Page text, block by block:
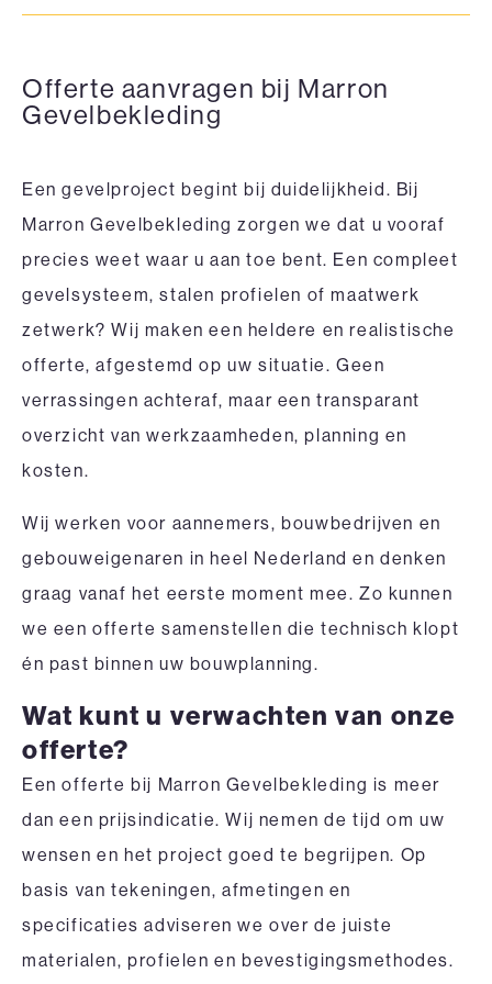
Offerte aanvragen bij Marron
Gevelbekleding
Een gevelproject begint bij duidelijkheid. Bij
Marron Gevelbekleding zorgen we dat u vooraf
precies weet waar u aan toe bent. Een compleet
gevelsysteem, stalen profielen of maatwerk
zetwerk? Wij maken een heldere en realistische
offerte, afgestemd op uw situatie. Geen
verrassingen achteraf, maar een transparant
overzicht van werkzaamheden, planning en
kosten.
Wij werken voor aannemers, bouwbedrijven en
gebouweigenaren in heel Nederland en denken
graag vanaf het eerste moment mee. Zo kunnen
we een offerte samenstellen die technisch klopt
én past binnen uw bouwplanning.
Wat kunt u verwachten van onze
offerte?
Een offerte bij Marron Gevelbekleding is meer
dan een prijsindicatie. Wij nemen de tijd om uw
wensen en het project goed te begrijpen. Op
basis van tekeningen, afmetingen en
specificaties adviseren we over de juiste
materialen, profielen en bevestigingsmethodes.